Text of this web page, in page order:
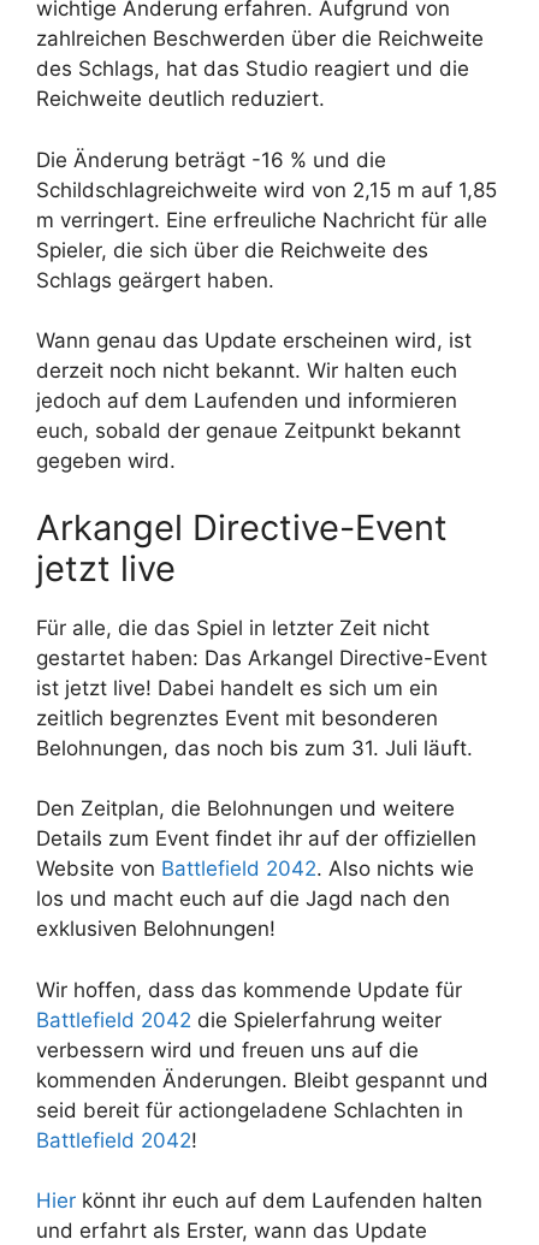
wichtige Änderung erfahren. Aufgrund von
zahlreichen Beschwerden über die Reichweite
des Schlags, hat das Studio reagiert und die
Reichweite deutlich reduziert.
Die Änderung beträgt -16 % und die
Schildschlagreichweite wird von 2,15 m auf 1,85
m verringert. Eine erfreuliche Nachricht für alle
Spieler, die sich über die Reichweite des
Schlags geärgert haben.
Wann genau das Update erscheinen wird, ist
derzeit noch nicht bekannt. Wir halten euch
jedoch auf dem Laufenden und informieren
euch, sobald der genaue Zeitpunkt bekannt
gegeben wird.
Arkangel Directive-Event
jetzt live
Für alle, die das Spiel in letzter Zeit nicht
gestartet haben: Das Arkangel Directive-Event
ist jetzt live! Dabei handelt es sich um ein
zeitlich begrenztes Event mit besonderen
Belohnungen, das noch bis zum 31. Juli läuft.
Den Zeitplan, die Belohnungen und weitere
Details zum Event findet ihr auf der offiziellen
Website von Battlefield 2042. Also nichts wie
los und macht euch auf die Jagd nach den
exklusiven Belohnungen!
Wir hoffen, dass das kommende Update für
Battlefield 2042 die Spielerfahrung weiter
verbessern wird und freuen uns auf die
kommenden Änderungen. Bleibt gespannt und
seid bereit für actiongeladene Schlachten in
Battlefield 2042!
Hier könnt ihr euch auf dem Laufenden halten
und erfahrt als Erster, wann das Update